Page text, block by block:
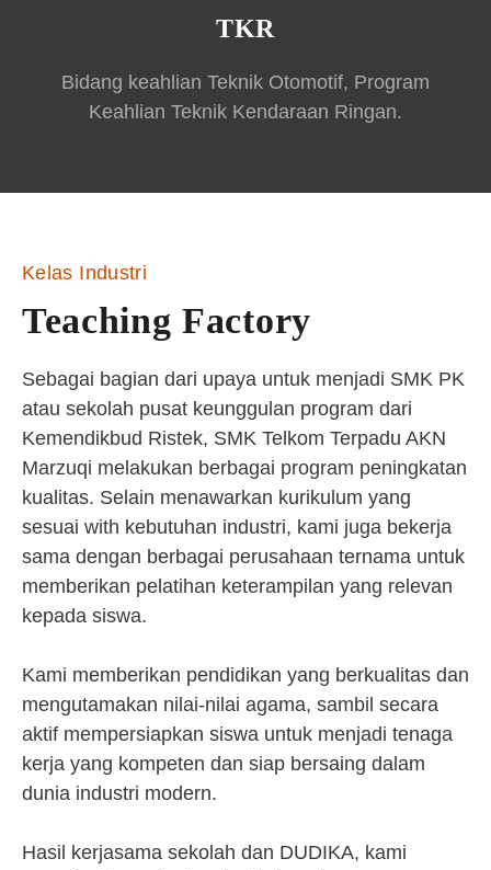
TKR
Bidang keahlian Teknik Otomotif, Program
Keahlian Teknik Kendaraan Ringan.
Kelas Industri
Teaching Factory
Sebagai bagian dari upaya untuk menjadi SMK PK
atau sekolah pusat keunggulan program dari
Kemendikbud Ristek, SMK Telkom Terpadu AKN
Marzuqi melakukan berbagai program peningkatan
kualitas. Selain menawarkan kurikulum yang
sesuai with kebutuhan industri, kami juga bekerja
sama dengan berbagai perusahaan ternama untuk
memberikan pelatihan keterampilan yang relevan
kepada siswa.
Kami memberikan pendidikan yang berkualitas dan
mengutamakan nilai-nilai agama, sambil secara
aktif mempersiapkan siswa untuk menjadi tenaga
kerja yang kompeten dan siap bersaing dalam
dunia industri modern.
Hasil kerjasama sekolah dan DUDIKA, kami